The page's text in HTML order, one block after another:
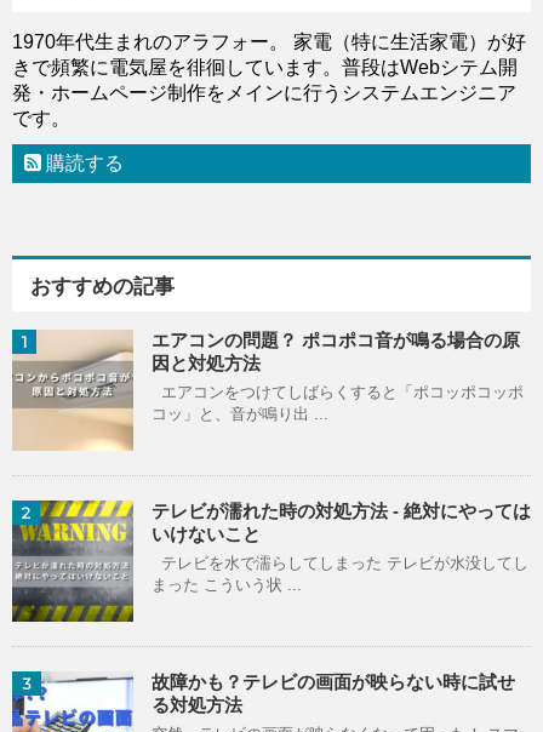
1970年代生まれのアラフォー。 家電（特に生活家電）が好
きで頻繁に電気屋を徘徊しています。普段はWebシテム開
発・ホームページ制作をメインに行うシステムエンジニア
です。
購読する
おすすめの記事
1
エアコンの問題？ ポコポコ音が鳴る場合の原
因と対処方法
エアコンをつけてしばらくすると「ポコッポコッポ
コッ」と、音が鳴り出 ...
2
テレビが濡れた時の対処方法 - 絶対にやっては
いけないこと
テレビを水で濡らしてしまった テレビが水没してし
まった こういう状 ...
3
故障かも？テレビの画面が映らない時に試せ
る対処方法